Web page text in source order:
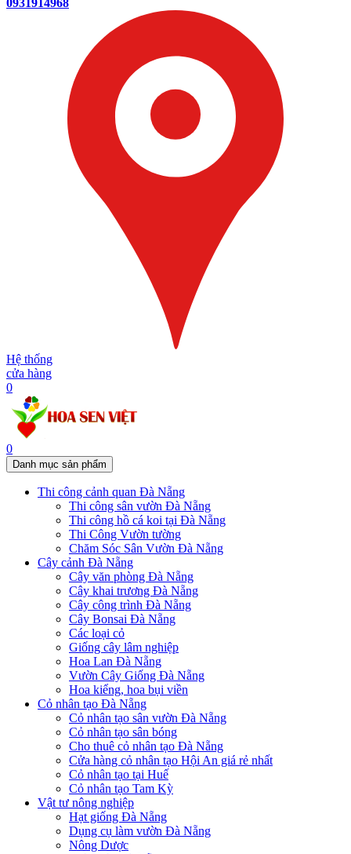
0931914968
Hệ thống
cửa hàng
0
0
Danh mục sản phẩm
Thi công cảnh quan Đà Nẵng
Thi công sân vườn Đà Nẵng
Thi công hồ cá koi tại Đà Nẵng
Thi Công Vườn tường
Chăm Sóc Sân Vườn Đà Nẵng
Cây cảnh Đà Nẵng
Cây văn phòng Đà Nẵng
Cây khai trương Đà Nẵng
Cây công trình Đà Nẵng
Cây Bonsai Đà Nẵng
Các loại cỏ
Giống cây lâm nghiệp
Hoa Lan Đà Nẵng
Vườn Cây Giống Đà Nẵng
Hoa kiểng, hoa bụi viền
Cỏ nhân tạo Đà Nẵng
Cỏ nhân tạo sân vườn Đà Nẵng
Cỏ nhân tạo sân bóng
Cho thuê cỏ nhân tạo Đà Nẵng
Cửa hàng cỏ nhân tạo Hội An giá rẻ nhất
Cỏ nhân tạo tại Huế
Cỏ nhân tạo Tam Kỳ
Vật tư nông nghiệp
Hạt giống Đà Nẵng
Dụng cụ làm vườn Đà Nẵng
Nông Dược